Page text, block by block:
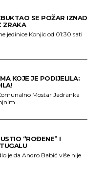
SE POŽAR IZNAD
ZRAKA
jedinice Konjic od 01:30 sati
KOJE JE PODIJELILA:
Mostar Jadranka
“ROĐENE” I
je da Andro Babić više nije